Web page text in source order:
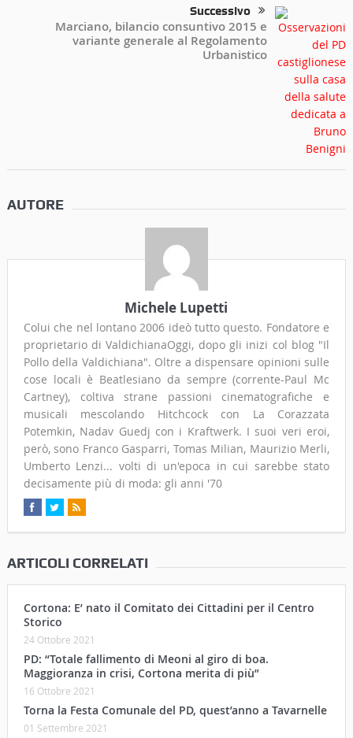
Successivo
Marciano, bilancio consuntivo 2015 e
variante generale al Regolamento
Urbanistico
AUTORE
Michele Lupetti
Colui che nel lontano 2006 ideò tutto questo. Fondatore e
proprietario di ValdichianaOggi, dopo gli inizi col blog "Il
Pollo della Valdichiana". Oltre a dispensare opinioni sulle
cose locali è Beatlesiano da sempre (corrente-Paul Mc
Cartney), coltiva strane passioni cinematografiche e
musicali mescolando Hitchcock con La Corazzata
Potemkin, Nadav Guedj con i Kraftwerk. I suoi veri eroi,
però, sono Franco Gasparri, Tomas Milian, Maurizio Merli,
Umberto Lenzi... volti di un'epoca in cui sarebbe stato
decisamente più di moda: gli anni '70
ARTICOLI CORRELATI
Cortona: E’ nato il Comitato dei Cittadini per il Centro
Storico
24 Ottobre 2021
PD: “Totale fallimento di Meoni al giro di boa.
Maggioranza in crisi, Cortona merita di più”
16 Ottobre 2021
Torna la Festa Comunale del PD, quest’anno a Tavarnelle
01 Settembre 2021